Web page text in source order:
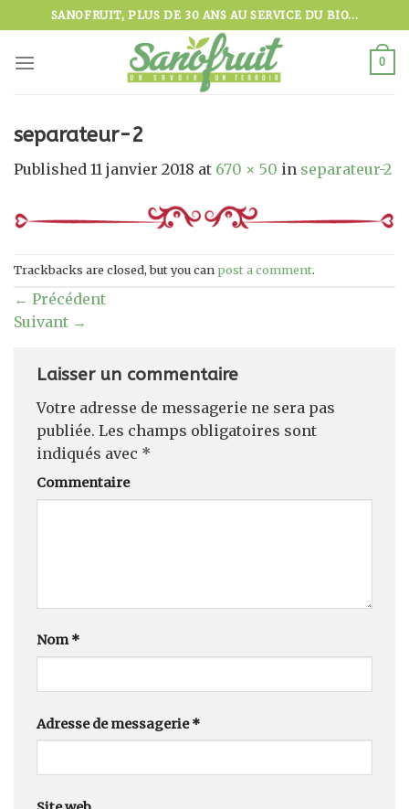
to
content
SANOFRUIT, PLUS DE 30 ANS AU SERVICE DU BIO...
0
separateur-2
Published 11 janvier 2018 at 670 × 50 in separateur-2
Trackbacks are closed, but you can post a comment.
← Précédent
Suivant →
Laisser un commentaire
Votre adresse de messagerie ne sera pas
publiée. Les champs obligatoires sont
indiqués avec *
Commentaire
Nom*
Adresse de messagerie*